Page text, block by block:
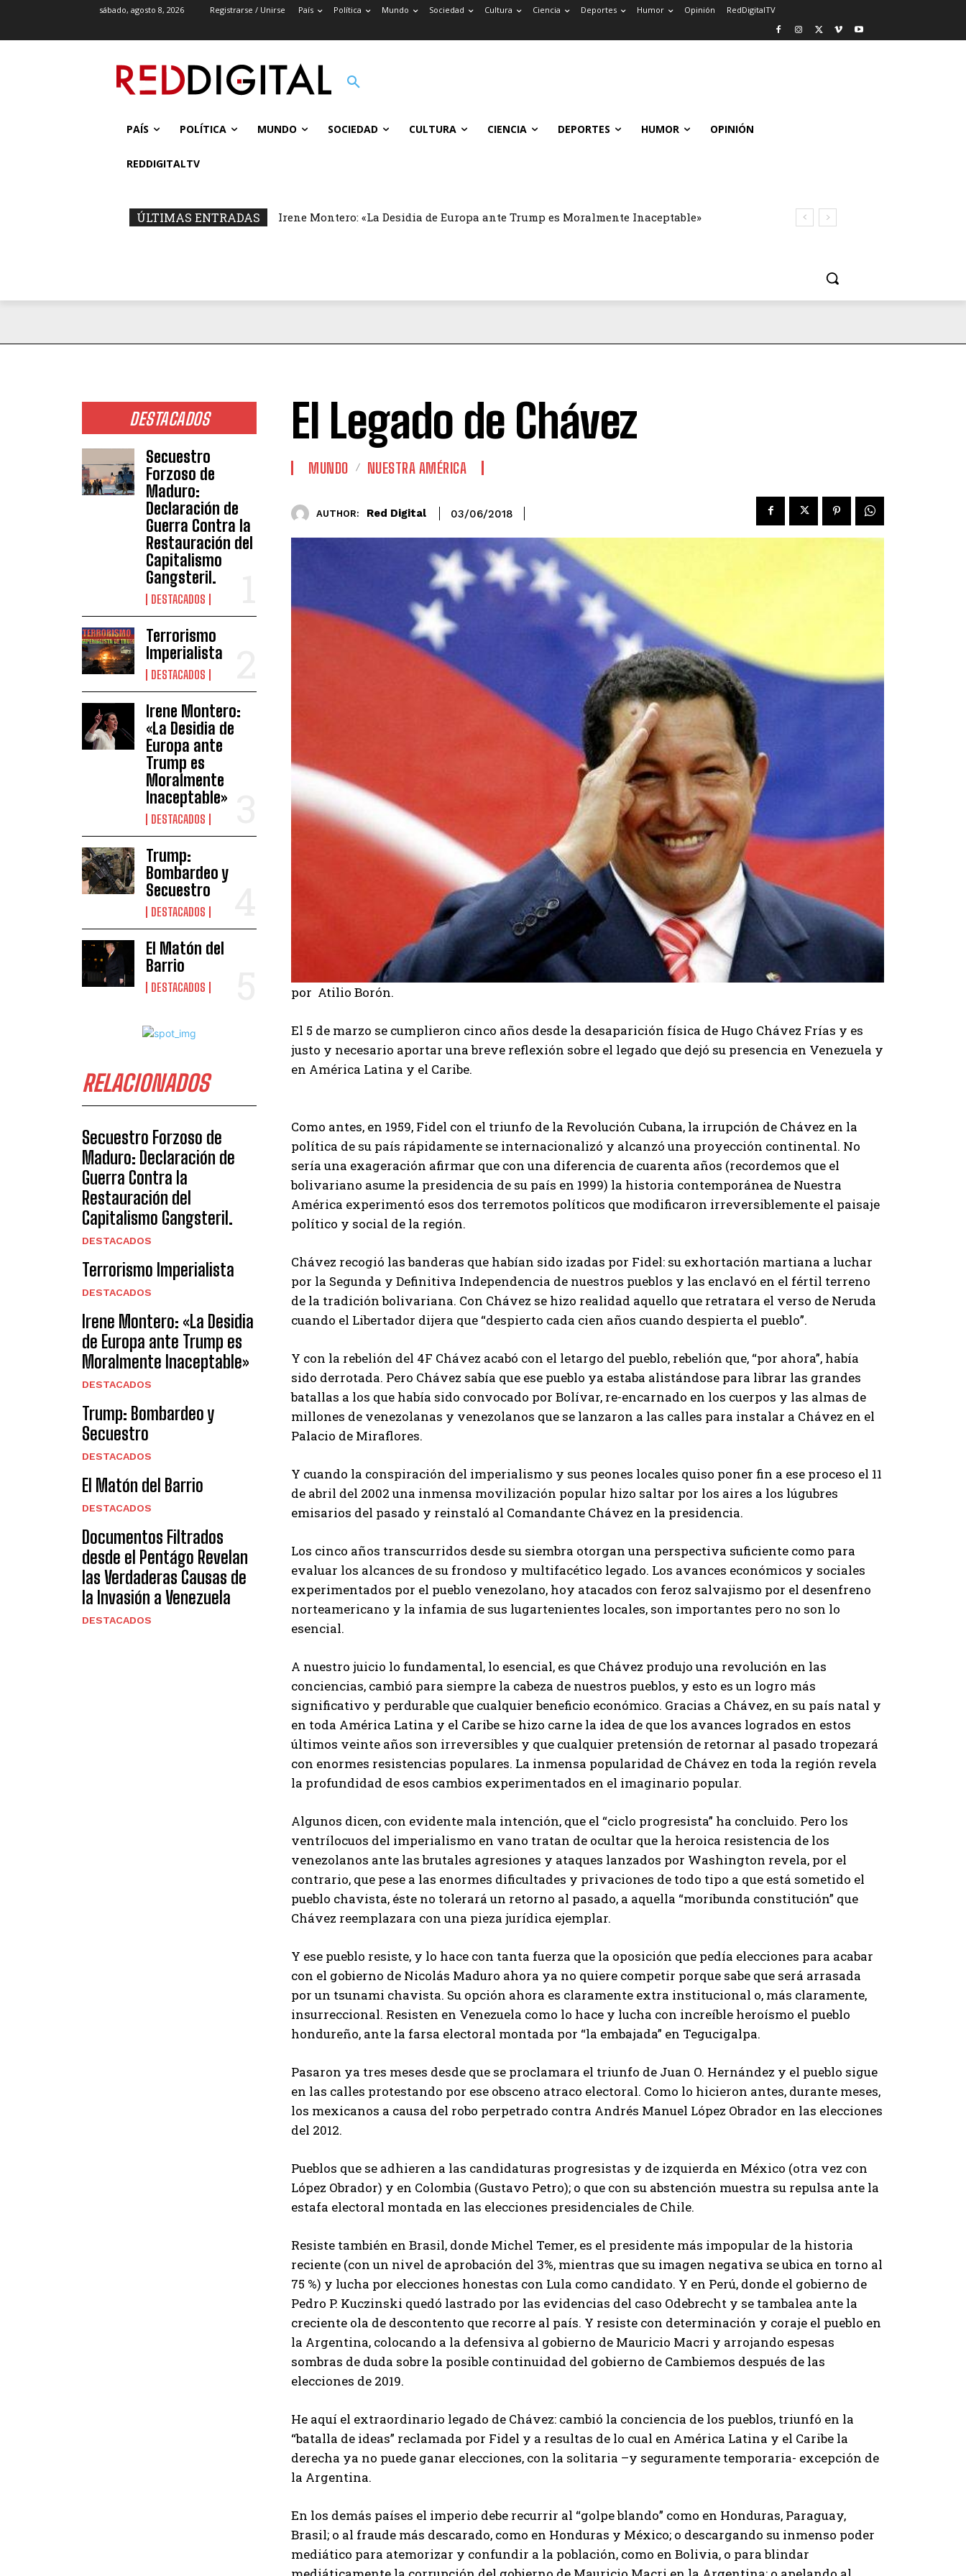
sábado, agosto 8, 2026 Registrarse / Unirse País Política Mundo Sociedad Cultura Ciencia Deportes Humor Opinión RedDigitalTV
PAÍS POLÍTICA MUNDO SOCIEDAD CULTURA CIENCIA DEPORTES HUMOR OPINIÓN
REDDIGITALTV
ÚLTIMAS ENTRADAS Irene Montero: «La Desidia de Europa ante Trump es Moralmente Inaceptable»
DESTACADOS
Secuestro
Forzoso de
Maduro:
Declaración de
Guerra Contra la
Restauración del
Capitalismo
Gangsteril.
DESTACADOS
Terrorismo
Imperialista
DESTACADOS
Irene Montero:
«La Desidia de
Europa ante
Trump es
Moralmente
Inaceptable»
DESTACADOS
Trump:
Bombardeo y
Secuestro
DESTACADOS
El Matón del
Barrio
DESTACADOS
RELACIONADOS
Secuestro Forzoso de
Maduro: Declaración de
Guerra Contra la
Restauración del
Capitalismo Gangsteril.
DESTACADOS
Terrorismo Imperialista
DESTACADOS
Irene Montero: «La Desidia
de Europa ante Trump es
Moralmente Inaceptable»
DESTACADOS
Trump: Bombardeo y
Secuestro
DESTACADOS
El Matón del Barrio
DESTACADOS
Documentos Filtrados
desde el Pentágo Revelan
las Verdaderas Causas de
la Invasión a Venezuela
DESTACADOS
El Legado de Chávez
MUNDO NUESTRA AMÉRICA
AUTHOR: Red Digital 03/06/2018
por Atilio Borón.
El 5 de marzo se cumplieron cinco años desde la desaparición física de Hugo Chávez Frías y es
justo y necesario aportar una breve reflexión sobre el legado que dejó su presencia en Venezuela y
en América Latina y el Caribe.
Como antes, en 1959, Fidel con el triunfo de la Revolución Cubana, la irrupción de Chávez en la
política de su país rápidamente se internacionalizó y alcanzó una proyección continental. No
sería una exageración afirmar que con una diferencia de cuarenta años (recordemos que el
bolivariano asume la presidencia de su país en 1999) la historia contemporánea de Nuestra
América experimentó esos dos terremotos políticos que modificaron irreversiblemente el paisaje
político y social de la región.
Chávez recogió las banderas que habían sido izadas por Fidel: su exhortación martiana a luchar
por la Segunda y Definitiva Independencia de nuestros pueblos y las enclavó en el fértil terreno
de la tradición bolivariana. Con Chávez se hizo realidad aquello que retratara el verso de Neruda
cuando el Libertador dijera que “despierto cada cien años cuando despierta el pueblo”.
Y con la rebelión del 4F Chávez acabó con el letargo del pueblo, rebelión que, “por ahora”, había
sido derrotada. Pero Chávez sabía que ese pueblo ya estaba alistándose para librar las grandes
batallas a los que había sido convocado por Bolívar, re-encarnado en los cuerpos y las almas de
millones de venezolanas y venezolanos que se lanzaron a las calles para instalar a Chávez en el
Palacio de Miraflores.
Y cuando la conspiración del imperialismo y sus peones locales quiso poner fin a ese proceso el 11
de abril del 2002 una inmensa movilización popular hizo saltar por los aires a los lúgubres
emisarios del pasado y reinstaló al Comandante Chávez en la presidencia.
Los cinco años transcurridos desde su siembra otorgan una perspectiva suficiente como para
evaluar los alcances de su frondoso y multifacético legado. Los avances económicos y sociales
experimentados por el pueblo venezolano, hoy atacados con feroz salvajismo por el desenfreno
norteamericano y la infamia de sus lugartenientes locales, son importantes pero no son lo
esencial.
A nuestro juicio lo fundamental, lo esencial, es que Chávez produjo una revolución en las
conciencias, cambió para siempre la cabeza de nuestros pueblos, y esto es un logro más
significativo y perdurable que cualquier beneficio económico. Gracias a Chávez, en su país natal y
en toda América Latina y el Caribe se hizo carne la idea de que los avances logrados en estos
últimos veinte años son irreversibles y que cualquier pretensión de retornar al pasado tropezará
con enormes resistencias populares. La inmensa popularidad de Chávez en toda la región revela
la profundidad de esos cambios experimentados en el imaginario popular.
Algunos dicen, con evidente mala intención, que el “ciclo progresista” ha concluido. Pero los
ventrílocuos del imperialismo en vano tratan de ocultar que la heroica resistencia de los
venezolanos ante las brutales agresiones y ataques lanzados por Washington revela, por el
contrario, que pese a las enormes dificultades y privaciones de todo tipo a que está sometido el
pueblo chavista, éste no tolerará un retorno al pasado, a aquella “moribunda constitución” que
Chávez reemplazara con una pieza jurídica ejemplar.
Y ese pueblo resiste, y lo hace con tanta fuerza que la oposición que pedía elecciones para acabar
con el gobierno de Nicolás Maduro ahora ya no quiere competir porque sabe que será arrasada
por un tsunami chavista. Su opción ahora es claramente extra institucional o, más claramente,
insurreccional. Resisten en Venezuela como lo hace y lucha con increíble heroísmo el pueblo
hondureño, ante la farsa electoral montada por “la embajada” en Tegucigalpa.
Pasaron ya tres meses desde que se proclamara el triunfo de Juan O. Hernández y el pueblo sigue
en las calles protestando por ese obsceno atraco electoral. Como lo hicieron antes, durante meses,
los mexicanos a causa del robo perpetrado contra Andrés Manuel López Obrador en las elecciones
del 2012.
Pueblos que se adhieren a las candidaturas progresistas y de izquierda en México (otra vez con
López Obrador) y en Colombia (Gustavo Petro); o que con su abstención muestra su repulsa ante la
estafa electoral montada en las elecciones presidenciales de Chile.
Resiste también en Brasil, donde Michel Temer, es el presidente más impopular de la historia
reciente (con un nivel de aprobación del 3%, mientras que su imagen negativa se ubica en torno al
75 %) y lucha por elecciones honestas con Lula como candidato. Y en Perú, donde el gobierno de
Pedro P. Kuczinski quedó lastrado por las evidencias del caso Odebrecht y se tambalea ante la
creciente ola de descontento que recorre al país. Y resiste con determinación y coraje el pueblo en
la Argentina, colocando a la defensiva al gobierno de Mauricio Macri y arrojando espesas
sombras de duda sobre la posible continuidad del gobierno de Cambiemos después de las
elecciones de 2019.
He aquí el extraordinario legado de Chávez: cambió la conciencia de los pueblos, triunfó en la
“batalla de ideas” reclamada por Fidel y a resultas de lo cual en América Latina y el Caribe la
derecha ya no puede ganar elecciones, con la solitaria –y seguramente temporaria- excepción de
la Argentina.
En los demás países el imperio debe recurrir al “golpe blando” como en Honduras, Paraguay,
Brasil; o al fraude más descarado, como en Honduras y México; o descargando su inmenso poder
mediático para atemorizar y confundir a la población, como en Bolivia, o para blindar